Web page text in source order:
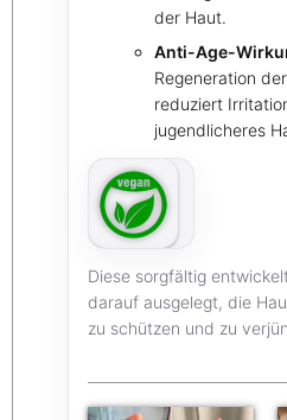
der Haut.
Anti-Age-
Regeneration
reduziert
jugendlicheres
Diese sorgfältig
darauf ausgelegt, die
zu schützen und zu